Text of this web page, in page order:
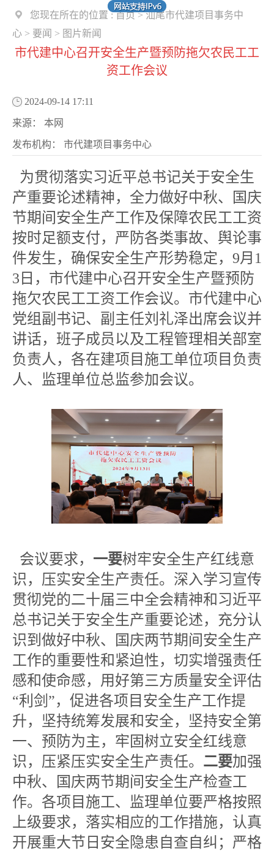
您现在所在的位置 :首页>汕尾市代建项目事务中
心 > 要闻 > 图片新闻
市代建中心召开安全生产暨预防拖欠农民工工
资工作会议
2024-09-14 17:11
来源： 本网
发布机构： 市代建项目事务中心
为贯彻落实习近平总书记关于安全生
产重要论述精神，全力做好中秋、国庆
节期间安全生产工作及保障农民工工资
按时足额支付，严防各类事故、舆论事
件发生，确保安全生产形势稳定，9月1
3日，市代建中心召开安全生产暨预防
拖欠农民工工资工作会议。市代建中心
党组副书记、副主任刘礼泽出席会议并
讲话，班子成员以及工程管理相关部室
负责人，各在建项目施工单位项目负责
人、监理单位总监参加会议。
会议要求， 一要树牢安全生产红线意
识，压实安全生产责任。深入学习宣传
贯彻党的二十届三中全会精神和习近平
总书记关于安全生产重要论述，充分认
识到做好中秋、国庆两节期间安全生产
工作的重要性和紧迫性，切实增强责任
感和使命感，用好第三方质量安全评估
“利剑”，促进各项目安全生产工作提
升，坚持统筹发展和安全，坚持安全第
一、预防为主，牢固树立安全红线意
识，压紧压实安全生产责任。 二要加强
中秋、国庆两节期间安全生产检查工
作。各项目施工、监理单位要严格按照
上级要求，落实相应的工作措施，认真
开展重大节日安全隐患自查自纠；严格